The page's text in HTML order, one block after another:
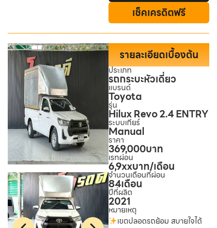
เช็คเครดิตฟรี
รายละเอียดเบื้องต้น
ประเภท
รถกระบะหัวเดี่ยว
แบรนด์
Toyota
รุ่น
Hilux Revo 2.4 ENTRY
ระบบเกียร์
Manual
ราคา
369,000บาท
เรทผ่อน
6,9xxบาท/เดือน
จำนวนเดือนที่ผ่อน
84เดือน
ปีที่ผลิต
2021
หมายเหตุ
เขตปลอดรถย้อม สบายใจได้